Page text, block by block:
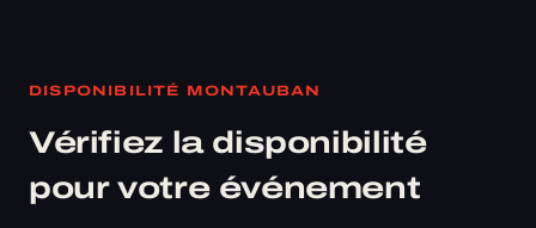
DISPONIBILITÉ MONTAUBAN
Vérifiez la disponibilité
pour votre événement